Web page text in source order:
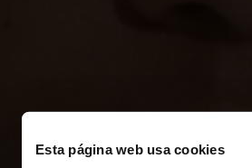
Esta página web usa cookies